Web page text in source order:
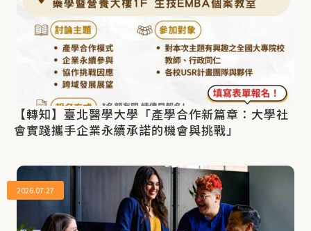
【轉知】臺北醫學大學「產學合作新篇章：大學社
會實踐攜手企業永續承諾的機會與挑戰」
2026.07.27